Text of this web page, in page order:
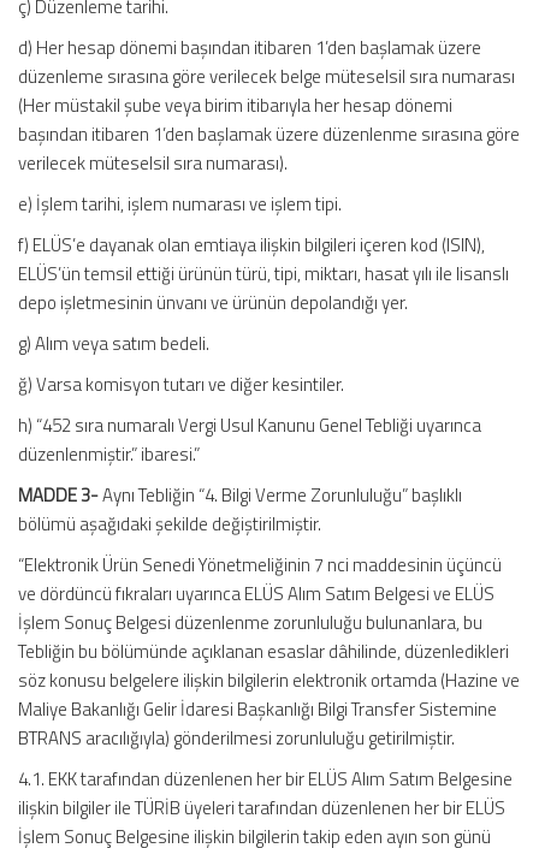
ç) Düzenleme tarihi.
d) Her hesap dönemi başından itibaren 1’den başlamak üzere
düzenleme sırasına göre verilecek belge müteselsil sıra numarası
(Her müstakil şube veya birim itibarıyla her hesap dönemi
başından itibaren 1’den başlamak üzere düzenlenme sırasına göre
verilecek müteselsil sıra numarası).
e) İşlem tarihi, işlem numarası ve işlem tipi.
f) ELÜS’e dayanak olan emtiaya ilişkin bilgileri içeren kod (ISIN),
ELÜS’ün temsil ettiği ürünün türü, tipi, miktarı, hasat yılı ile lisanslı
depo işletmesinin ünvanı ve ürünün depolandığı yer.
g) Alım veya satım bedeli.
ğ) Varsa komisyon tutarı ve diğer kesintiler.
h) “452 sıra numaralı Vergi Usul Kanunu Genel Tebliği uyarınca
düzenlenmiştir.” ibaresi.”
MADDE 3-Aynı Tebliğin “4. Bilgi Verme Zorunluluğu” başlıklı
bölümü aşağıdaki şekilde değiştirilmiştir.
“Elektronik Ürün Senedi Yönetmeliğinin 7 nci maddesinin üçüncü
ve dördüncü fıkraları uyarınca ELÜS Alım Satım Belgesi ve ELÜS
İşlem Sonuç Belgesi düzenlenme zorunluluğu bulunanlara, bu
Tebliğin bu bölümünde açıklanan esaslar dâhilinde, düzenledikleri
söz konusu belgelere ilişkin bilgilerin elektronik ortamda (Hazine ve
Maliye Bakanlığı Gelir İdaresi Başkanlığı Bilgi Transfer Sistemine
BTRANS aracılığıyla) gönderilmesi zorunluluğu getirilmiştir.
4.1. EKK tarafından düzenlenen her bir ELÜS Alım Satım Belgesine
ilişkin bilgiler ile TÜRİB üyeleri tarafından düzenlenen her bir ELÜS
İşlem Sonuç Belgesine ilişkin bilgilerin takip eden ayın son günü